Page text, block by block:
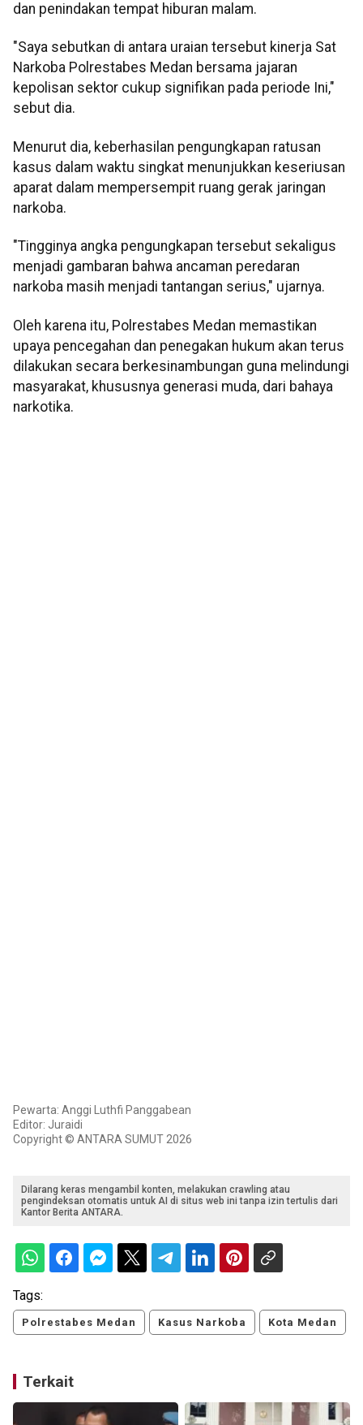
dan penindakan tempat hiburan malam.
"Saya sebutkan di antara uraian tersebut kinerja Sat
Narkoba Polrestabes Medan bersama jajaran
kepolisan sektor cukup signifikan pada periode Ini,"
sebut dia.
Menurut dia, keberhasilan pengungkapan ratusan
kasus dalam waktu singkat menunjukkan keseriusan
aparat dalam mempersempit ruang gerak jaringan
narkoba.
"Tingginya angka pengungkapan tersebut sekaligus
menjadi gambaran bahwa ancaman peredaran
narkoba masih menjadi tantangan serius," ujarnya.
Oleh karena itu, Polrestabes Medan memastikan
upaya pencegahan dan penegakan hukum akan terus
dilakukan secara berkesinambungan guna melindungi
masyarakat, khususnya generasi muda, dari bahaya
narkotika.
Pewarta: Anggi Luthfi Panggabean
Editor: Juraidi
Copyright © ANTARA SUMUT 2026
Dilarang keras mengambil konten, melakukan crawling atau
pengindeksan otomatis untuk AI di situs web ini tanpa izin tertulis dari
Kantor Berita ANTARA.
Tags:
Polrestabes Medan Kasus Narkoba Kota Medan
Terkait